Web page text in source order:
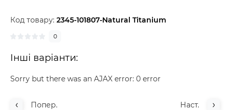
Код товару: 2345-101807-Natural Titanium
0
Інші варіанти:
Sorry but there was an AJAX error: 0 error
Попер. Наст.